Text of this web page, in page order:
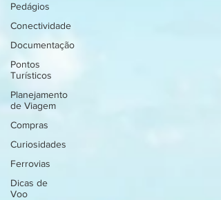
Pedágios
Conectividade
Documentação
Pontos
Turísticos
Planejamento
de Viagem
Compras
Curiosidades
Ferrovias
Dicas de
Voo